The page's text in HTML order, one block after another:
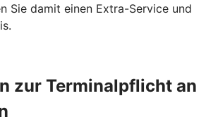
Sie damit einen Extra-Service und
zur Terminalpflicht an